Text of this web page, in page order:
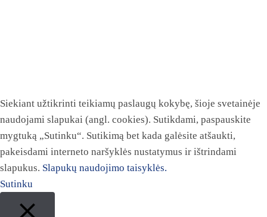
Siekiant užtikrinti teikiamų paslaugų kokybę, šioje svetainėje
naudojami slapukai (angl. cookies). Sutikdami, paspauskite
mygtuką „Sutinku“. Sutikimą bet kada galėsite atšaukti,
pakeisdami interneto naršyklės nustatymus ir ištrindami
slapukus. Slapukų naudojimo taisyklės.
Sutinku